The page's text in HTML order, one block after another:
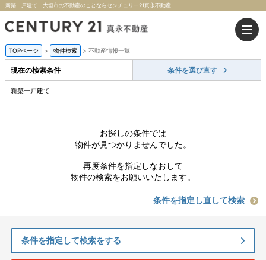
新築一戸建て｜大垣市の不動産のことならセンチュリー21真永不動産
TOPページ > 物件検索 > 不動産情報一覧
現在の検索条件 条件を選び直す
新築一戸建て
お探しの条件では
物件が見つかりませんでした。
再度条件を指定しなおして
物件の検索をお願いいたします。
条件を指定し直して検索
条件を指定して検索をする